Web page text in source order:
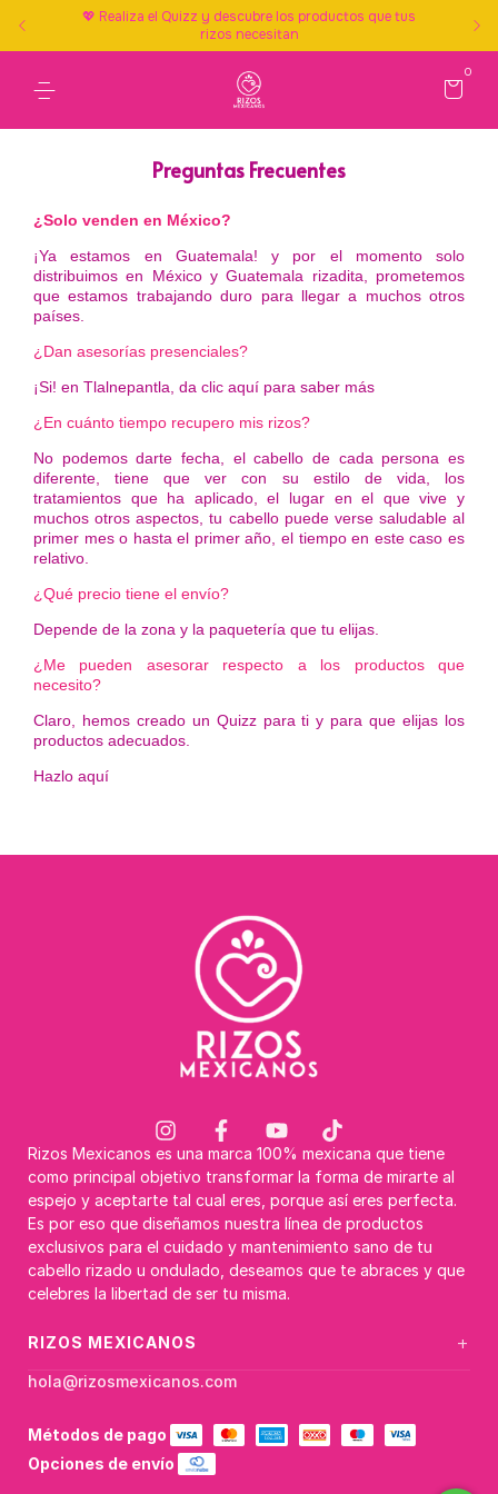
💖 Realiza el Quizz y descubre los productos que tus
rizos necesitan
0
Preguntas Frecuentes
¿Solo venden en México?
¡Ya estamos en Guatemala! y por el momento solo
distribuimos en México y Guatemala rizadita, prometemos
que estamos trabajando duro para llegar a muchos otros
países.
¿Dan asesorías presenciales?
¡Si! en Tlalnepantla, da clic aquí para saber más
¿En cuánto tiempo recupero mis rizos?
No podemos darte fecha, el cabello de cada persona es
diferente, tiene que ver con su estilo de vida, los
tratamientos que ha aplicado, el lugar en el que vive y
muchos otros aspectos, tu cabello puede verse saludable al
primer mes o hasta el primer año, el tiempo en este caso es
relativo.
¿Qué precio tiene el envío?
Depende de la zona y la paquetería que tu elijas.
¿Me pueden asesorar respecto a los productos que
necesito?
Claro, hemos creado un Quizz para ti y para que elijas los
productos adecuados.
Hazlo aquí
Rizos Mexicanos es una marca 100% mexicana que tiene
como principal objetivo transformar la forma de mirarte al
espejo y aceptarte tal cual eres, porque así eres perfecta.
Es por eso que diseñamos nuestra línea de productos
exclusivos para el cuidado y mantenimiento sano de tu
cabello rizado u ondulado, deseamos que te abraces y que
celebres la libertad de ser tu misma.
RIZOS MEXICANOS +
hola@rizosmexicanos.com
Métodos de pago
Opciones de envío